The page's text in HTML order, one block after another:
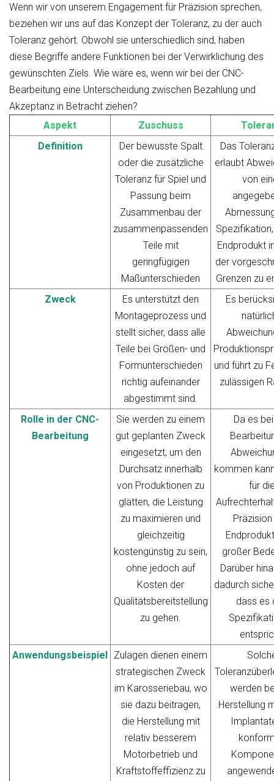
Wenn wir von unserem Engagement für Präzision sprechen,
beziehen wir uns auf das Konzept der Toleranz, zu der auch
Toleranz gehört. Obwohl sie unterschiedlich sind, haben
diese Begriffe andere Funktionen bei der Verwirklichung des
gewünschten Ziels. Wie wäre es, wenn wir bei der CNC-
Bearbeitung eine Unterscheidung zwischen Bezahlung und
Akzeptanz in Betracht ziehen?
Aspekt
Zuschuss
Definition
Der bewusste Spalt
oder die zusätzliche
Toleranz für Spiel und
Passung beim
Zusammenbau der
zusammenpassenden
Teile mit
geringfügigen
Maßunterschieden
Das
erlaubt
von
Endprodukt
der
Grenzen zu
Zweck
Es unterstützt den
Montageprozess und
stellt sicher, dass alle
Teile bei Größen- und
Formunterschieden
richtig aufeinander
abgestimmt sind.
Es
und führt zu
zulässigen
Rolle in der CNC-
Bearbeitung
Sie werden zu einem
gut geplanten Zweck
eingesetzt, um den
Durchsatz innerhalb
von Produktionen zu
glätten, die Leistung
zu maximieren und
gleichzeitig
kostengünstig zu sein,
ohne jedoch auf
Kosten der
Qualitätsbereitstellung
zu gehen.
Da es
kommen
für
großer
Darüber
dadurch
dass es
Anwendungsbeispiel Zulagen dienen einem
strategischen Zweck
im Karosseriebau, wo
sie dazu beitragen,
die Herstellung mit
relativ besserem
Motorbetrieb und
Kraftstoffeffizienz zu
werden
Herstellung